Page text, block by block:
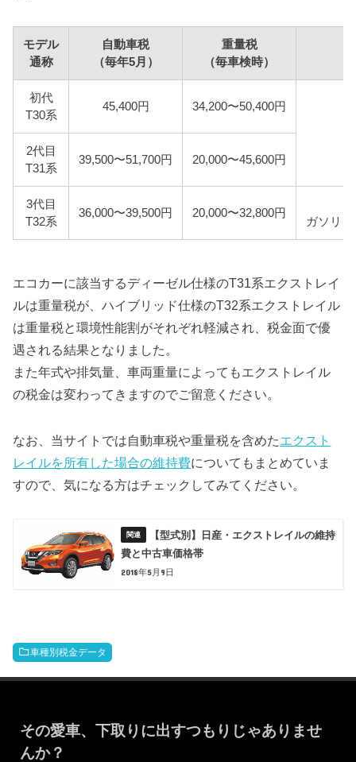
モデル
通称
自動車税
（毎年5月）
重量税
（毎車検時）
初代
T30系
45,400円 34,200〜50,400円
2代目
T31系
39,500〜51,700円 20,000〜45,600円
3代目
T32系
36,000〜39,500円 20,000〜32,800円
ガソリ
エコカーに該当するディーゼル仕様のT31系エクストレイ
ルは重量税が、ハイブリッド仕様のT32系エクストレイル
は重量税と環境性能割がそれぞれ軽減され、税金面で優
遇される結果となりました。
また年式や排気量、車両重量によってもエクストレイル
の税金は変わってきますのでご留意ください。
なお、当サイトでは自動車税や重量税を含めたエクスト
レイルを所有した場合の維持費についてもまとめていま
すので、気になる方はチェックしてみてください。
【型式別】日産・エクストレイルの維持
費と中古車価格帯
2018年5月9日
車種別税金データ
その愛車、下取りに出すつもりじゃありませ
んか？